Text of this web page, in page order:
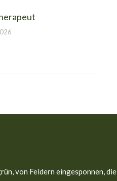
von Feldern eingesponnen, die